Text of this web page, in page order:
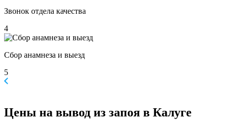
Звонок отдела качества
4
Сбор анамнеза и выезд
5
Цены на вывод из запоя в Калуге